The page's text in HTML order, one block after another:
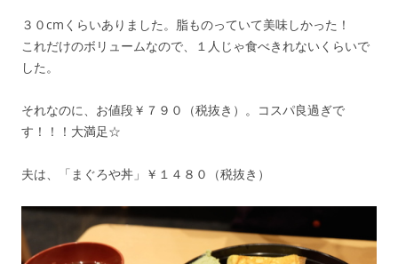
３０cmくらいありました。脂ものっていて美味しかった！
これだけのボリュームなので、１人じゃ食べきれないくらいで
した。
それなのに、お値段￥７９０（税抜き）。コスパ良過ぎで
す！！！大満足☆
夫は、「まぐろや丼」￥１４８０（税抜き）